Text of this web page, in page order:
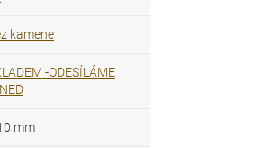
kamene
-ODESÍLÁME
mm